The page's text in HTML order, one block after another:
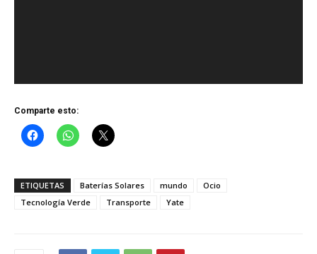
Comparte esto:
ETIQUETAS Baterías Solares mundo
Ocio
Tecnología Verde
Transporte Yate